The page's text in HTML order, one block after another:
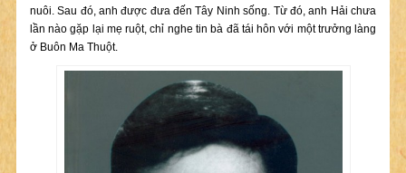
nuôi. Sau đó, anh được đưa đến Tây Ninh sống. Từ đó, anh Hải chưa
lần nào gặp lại mẹ ruột, chỉ nghe tin bà đã tái hôn với một trưởng làng
ở Buôn Ma Thuột.